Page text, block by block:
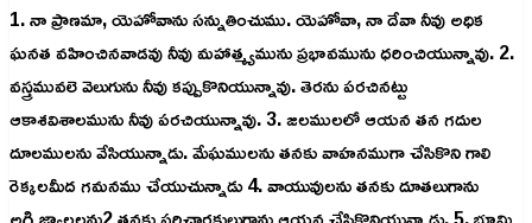
1. నా ప్రాణమా, యెహోవాను సన్నుతించుము. యెహోవా, నా దేవా నీవు అధిక
ఘనత వహించినవాడవు నీవు మహాత్మ్యమును ప్రభావమును ధరించియున్నావు. 2.
వస్త్రమువలె వెలుగును నీవు కప్పుకొనియున్నావు. తెరను పరచినట్టు
ఆకాశవిశాలమును నీవు పరచియున్నావు. 3. జలములలో ఆయన తన గదుల
దూలములను వేసియున్నాడు. మేఘములను తనకు వాహనముగా చేసికొని గాలి
రెక్కలమీద గమనము చేయుచున్నాడు 4. వాయువులను తనకు దూతలుగాను